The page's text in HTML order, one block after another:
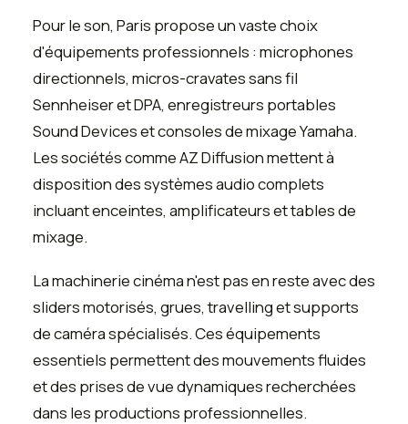
Pour le son, Paris propose un vaste choix
d'équipements professionnels : microphones
directionnels, micros-cravates sans fil
Sennheiser et DPA, enregistreurs portables
Sound Devices et consoles de mixage Yamaha.
Les sociétés comme AZ Diffusion mettent à
disposition des systèmes audio complets
incluant enceintes, amplificateurs et tables de
mixage.
La machinerie cinéma n'est pas en reste avec des
sliders motorisés, grues, travelling et supports
de caméra spécialisés. Ces équipements
essentiels permettent des mouvements fluides
et des prises de vue dynamiques recherchées
dans les productions professionnelles.